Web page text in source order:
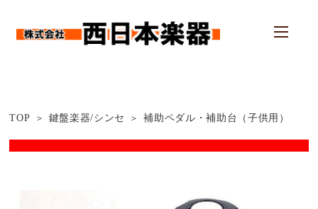
TOP 鍵盤楽器/シンセ 補助ペダル・補助台（子供用）